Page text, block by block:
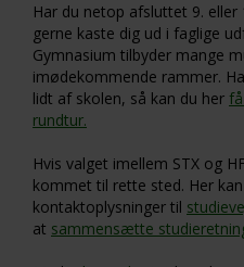
Har du netop afsluttet 9. eller
gerne kaste dig ud i faglige
Gymnasium tilbyder mange
imødekommende rammer.
lidt af skolen, så kan du her
rundtur.
Hvis valget imellem STX og
kommet til rette sted. Her
kontaktoplysninger til
at sammensætte